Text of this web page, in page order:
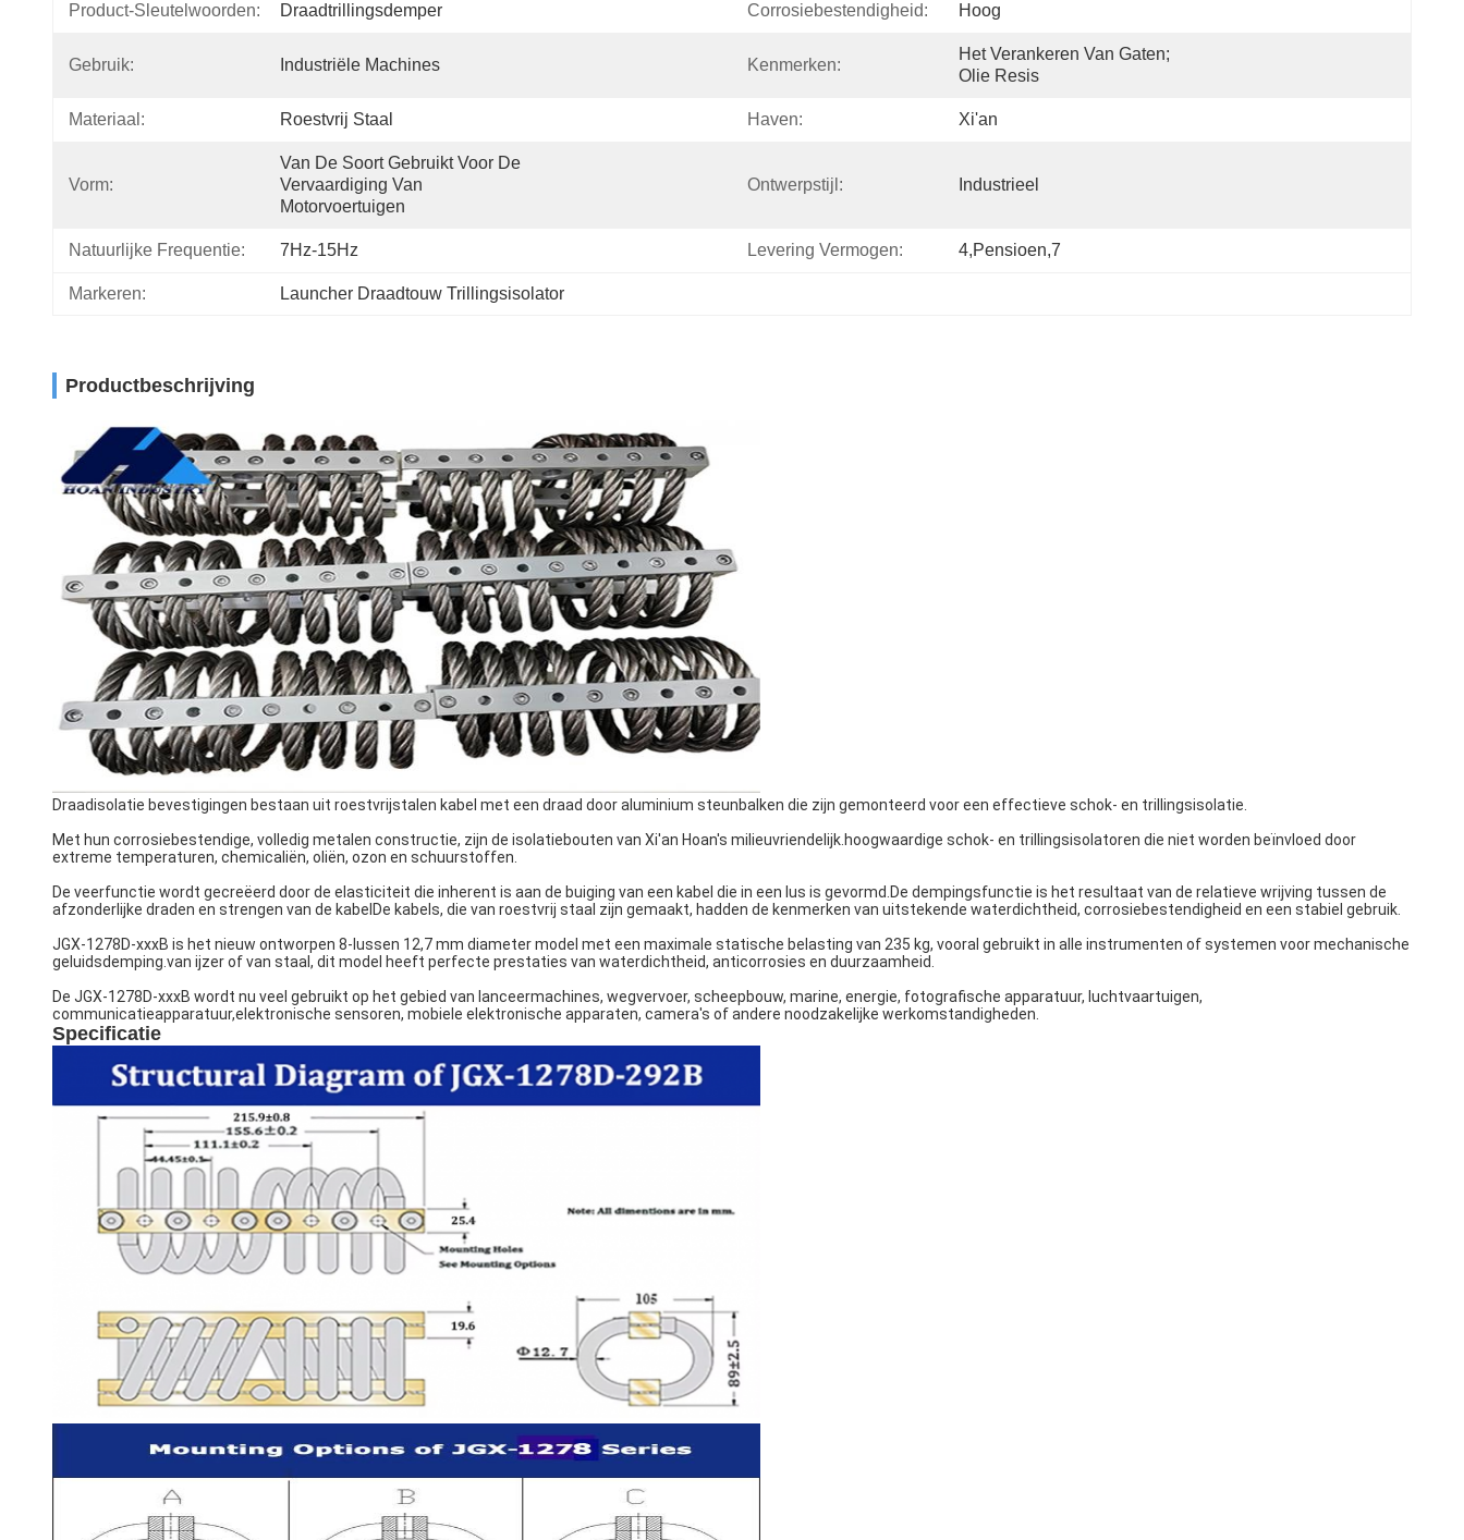
Product-Sleutelwoorden: Draadtrillingsdemper Corrosiebestendigheid: Hoog
Gebruik: Industriële Machines Kenmerken:
Het Verankeren Van Gaten;
Olie Resis
Materiaal: Roestvrij Staal Haven: Xi'an
Vorm:
Van De Soort Gebruikt Voor De
Vervaardiging Van
Motorvoertuigen
Ontwerpstijl: Industrieel
Natuurlijke Frequentie: 7Hz-15Hz Levering Vermogen: 4,pensioen,7
Markeren: Launcher Draadtouw Trillingsisolator
Productbeschrijving
Draadisolatie bevestigingen bestaan uit roestvrijstalen kabel met een draad door aluminium steunbalken die zijn gemonteerd voor een effectieve schok- en trillingsisolatie.
Met hun corrosiebestendige, volledig metalen constructie, zijn de isolatiebouten van Xi'an Hoan's milieuvriendelijk. hoogwaardige schok- en trillingsisolatoren die niet worden beïnvloed door
extreme temperaturen, chemicaliën, oliën, ozon en schuurstoffen.
De veerfunctie wordt gecreëerd door de elasticiteit die inherent is aan de buiging van een kabel die in een lus is gevormd.De dempingsfunctie is het resultaat van de relatieve wrijving tussen de
afzonderlijke draden en strengen van de kabelDe kabels, die van roestvrij staal zijn gemaakt, hadden de kenmerken van uitstekende waterdichtheid, corrosiebestendigheid en een stabiel gebruik.
JGX-1278D-xxxB is het nieuw ontworpen 8-lussen 12,7 mm diameter model met een maximale statische belasting van 235 kg, vooral gebruikt in alle instrumenten of systemen voor mechanische
geluidsdemping.van ijzer of van staal, dit model heeft perfecte prestaties van waterdichtheid, anticorrosies en duurzaamheid.
De JGX-1278D-xxxB wordt nu veel gebruikt op het gebied van lanceermachines, wegvervoer, scheepbouw, marine, energie, fotografische apparatuur, luchtvaartuigen,
communicatieapparatuur,elektronische sensoren, mobiele elektronische apparaten, camera's of andere noodzakelijke werkomstandigheden.
Specificatie